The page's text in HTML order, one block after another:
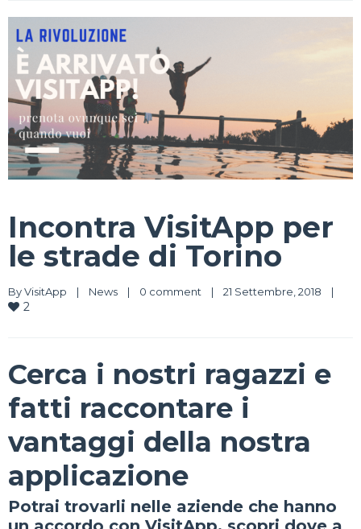
Incontra VisitApp per
le strade di Torino
By VisitApp | News | 0 comment | 21 Settembre, 2018 |
2
Cerca i nostri ragazzi e
fatti raccontare i
vantaggi della nostra
applicazione
Potrai trovarli nelle aziende che hanno